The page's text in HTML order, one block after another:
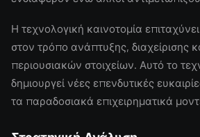
Η τεχνολογική καινοτομία
στον τρόπο ανάπτυξης, διαχείρισης
περιουσιακών στοιχείων. Αυτό το
δημιουργεί νέες επενδυτικές
τα παραδοσιακά επιχειρηματικά